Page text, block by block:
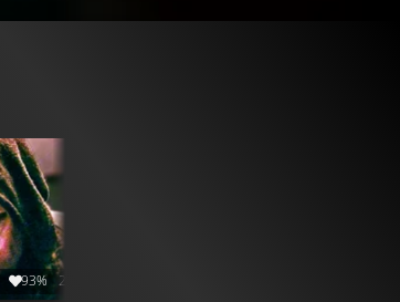
93% 2:33